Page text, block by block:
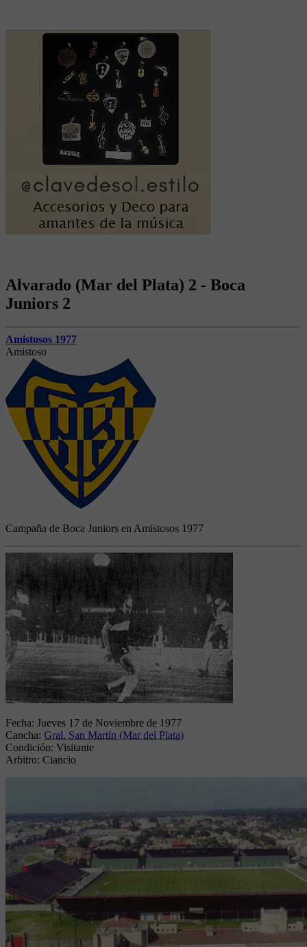
Alvarado (Mar del Plata) 2 - Boca
Juniors 2
Amistosos 1977
Amistoso
Campaña de Boca Juniors en Amistosos 1977
Fecha: Jueves 17 de Noviembre de 1977
Cancha: Gral. San Martín (Mar del Plata)
Condición: Visitante
Arbitro: Ciancio